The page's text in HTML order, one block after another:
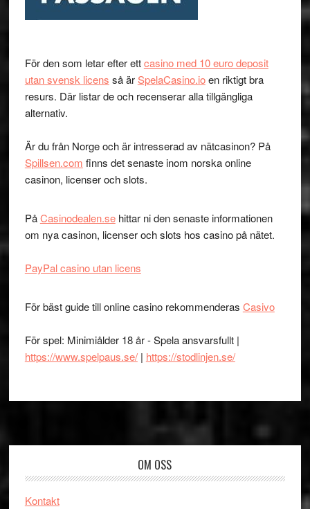
För den som letar efter ettcasino med 10 euro deposit
utan svensk licens så ärSpelaCasino.ioen riktigt bra
resurs. Där listar de och recenserar alla tillgängliga
alternativ.
Är du från Norge och är intresserad av nätcasinon? På
Spillsen.com finns det senaste inom norska online
casinon, licenser och slots.
PåCasinodealen.sehittar ni den senaste informationen
om nya casinon, licenser och slots hos casino på nätet.
PayPal casino utan licens
För bäst guide till online casino rekommenderas Casivo
För spel: Minimiålder 18 år - Spela ansvarsfullt |
https://www.spelpaus.se/| https://stodlinjen.se/
OM OSS
Kontakt